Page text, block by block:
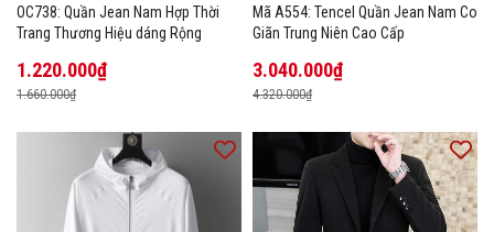
OC738: Quần Jean Nam Hợp Thời
Trang Thương Hiệu dáng Rộng
1.220.000₫
1.660.000₫
Mã A554: Tencel Quần Jean Nam Co
Giãn Trung Niên Cao Cấp
3.040.000₫
4.320.000₫